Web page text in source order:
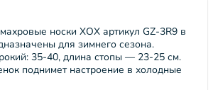
носки ХОХ артикул GZ-3R9 в
для зимнего сезона.
35-40, длина стопы — 23-25 см.
поднимет настроение в холодные